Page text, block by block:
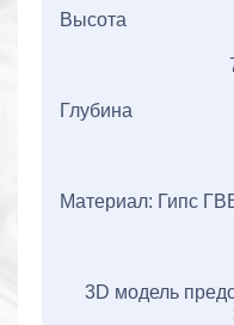
Высота
Глубина
Материал: Гипс
3D модель